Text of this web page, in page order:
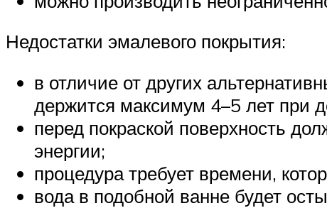
Недостатки эмалевого покрытия:
в отличие от других
держится максимум 4–5 лет при
перед покраской поверхность
энергии;
процедура требует времени,
вода в подобной ванне будет